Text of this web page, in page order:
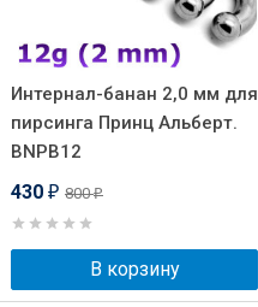
Интернал-банан 2,0 мм для
пирсинга Принц Альберт.
BNPB12
430 ₽ 800₽
В корзину